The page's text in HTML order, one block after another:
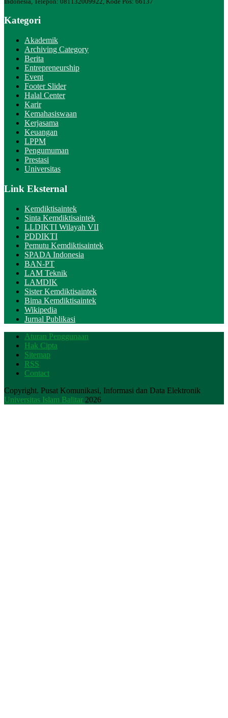
Kategori
Akademik
Archiving Category
Berita
Entrepreneurship
Event
Footer Slider
Halal Center
Karir
Kemahasiswaan
Kerjasama
Keuangan
LPPM
Pengumuman
Prestasi
Universitas
Link Eksternal
Kemdiktisaintek
Sinta Kemdiktisaintek
LLDIKTI Wilayah VII
PDDIKTI
Pemutu Kemdiktisaintek
SPADA Indonesia
BAN-PT
LAM Teknik
LAMDIK
Sister Kemdiktisaintek
Bima Kemdiktisaintek
Wikipedia
Jurnal Publikasi
Aturan Penggunaan
Hak Cipta
Sitemap
RSS
Contact
Copyright. Pusat Komunikasi, Informasi dan Data Elektronik
Universitas Islam Balitar 2026